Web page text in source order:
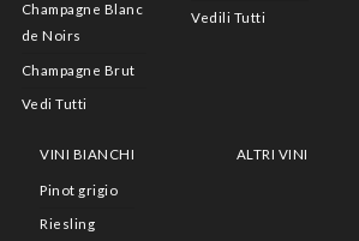
Champagne Blanc
de Noirs
Champagne Brut
Vedi Tutti
Vedili Tutti
VINI BIANCHI
Pinot grigio
Riesling
ALTRI VINI